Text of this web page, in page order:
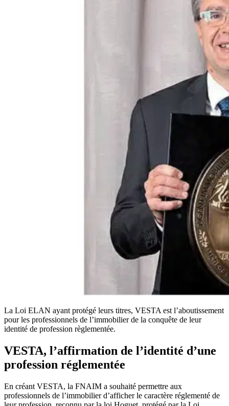
La Loi ELAN ayant protégé leurs titres, VESTA est l’aboutissement
pour les professionnels de l’immobilier de la conquête de leur
identité de profession règlementée.
VESTA, l’affirmation de l’identité d’une
profession réglementée
En créant VESTA, la FNAIM a souhaité permettre aux
professionnels de l’immobilier d’afficher le caractère réglementé de